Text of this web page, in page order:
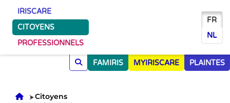
IRISCARE
CITOYENS
PROFESSIONNELS
FR
NL
FAMIRIS MYIRISCARE PLAINTES
Accueil
Citoyens